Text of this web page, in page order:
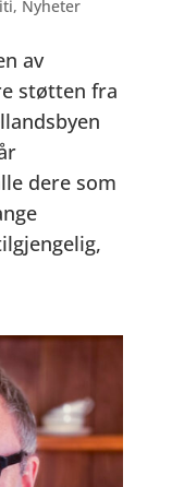
, Nyheter
av
støtten fra
dere som